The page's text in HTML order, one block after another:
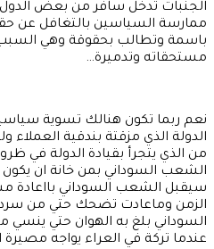
الجنبات تدخل سافر من بعض
ممارسة السياسين بالتغافل عن
باسمة وتطالب بحقوقة وهي
مستحقاته وتدميرة…
نعم ربما تكون هنالك تسوية
الدولة الذي مزقتة بندقية
من الذي يتجرأ بقيادة الدولة في
الشعب السوداني بمن خانة ان يكون
سيقبل الشعب السوداني بااعادة
الزمن وماعادت تضحك حتي من
السوداني بلغ به الهوان حتي ينسي
عندما تركة في العراء يواجه